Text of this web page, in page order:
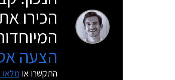
הכירו
הצעה
התקשרו או מלאו